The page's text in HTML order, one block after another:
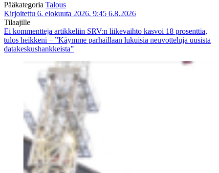
Pääkategoria Talous
Kirjoitettu 6. elokuuta 2026, 9:45 6.8.2026
Tilaajille
Ei kommentteja artikkeliin SRV:n liikevaihto kasvoi 18 prosenttia,
tulos heikkeni – ”Käymme parhaillaan lukuisia neuvotteluja uusista
datakeskushankkeista”